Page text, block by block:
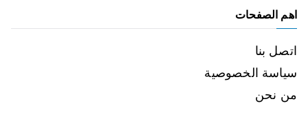
اهم الصفحات
اتصل بنا
سياسة الخصوصية
من نحن